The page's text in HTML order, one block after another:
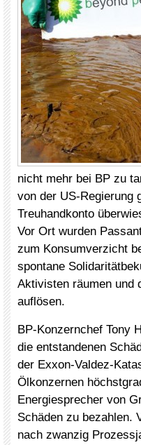
nicht mehr bei BP zu
von der US-Regierung
Treuhandkonto
Vor Ort wurden
zum Konsumverzicht
spontane
Aktivisten räumen und
auflösen.
BP-Konzernchef Tony
die entstandenen
der Exxon-Valdez-
Ölkonzernen
Energiesprecher von
Schäden zu bezahlen.
nach zwanzig